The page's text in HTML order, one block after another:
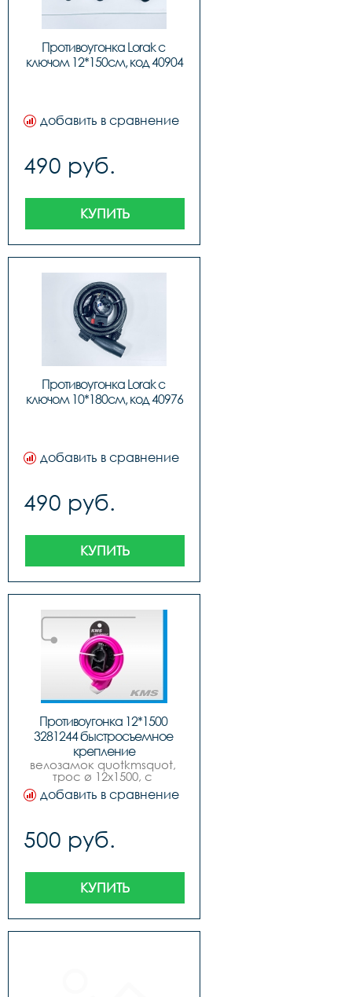
Противоугонка Lorak с
ключом 12*150см, код 40904
добавить в сравнение
490 руб.
КУПИТЬ
Противоугонка Lorak с
ключом 10*180см, код 40976
добавить в сравнение
490 руб.
КУПИТЬ
Противоугонка 12*1500
3281244 быстросъемное
крепление
велозамок quotkmsquot,
трос ø 12х1500, с
быстросъемным
креплением, 6 цветов ,
добавить в сравнение
500 руб.
КУПИТЬ